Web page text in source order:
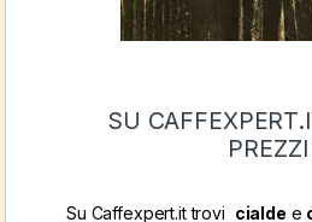
SU
Su Caffexpert.it trovi cialde e